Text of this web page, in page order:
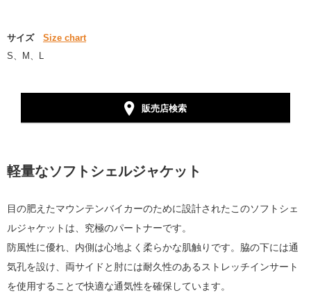
サイズ Size chart
S、M、L
販売店検索
軽量なソフトシェルジャケット
目の肥えたマウンテンバイカーのために設計されたこのソフトシェ
ルジャケットは、究極のパートナーです。
防風性に優れ、内側は心地よく柔らかな肌触りです。脇の下には通
気孔を設け、両サイドと肘には耐久性のあるストレッチインサート
を使用することで快適な通気性を確保しています。